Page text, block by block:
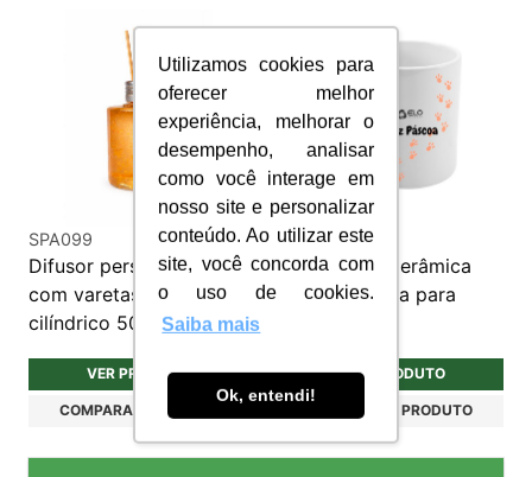
Utilizamos cookies para
oferecer melhor
experiência, melhorar o
desempenho, analisar
como você interage em
nosso site e personalizar
conteúdo. Ao utilizar este
site, você concorda com
o uso de cookies.
Saiba mais
Ok, entendi!
SPA099
Difusor personalizado
com varetas pet
cilíndrico 500ml
VER PRODUTO
COMPARAR PRODUTO
C032
Caneca de Cerâmica
Personalizada para
VER PRODUTO
COMPARAR PRODUTO